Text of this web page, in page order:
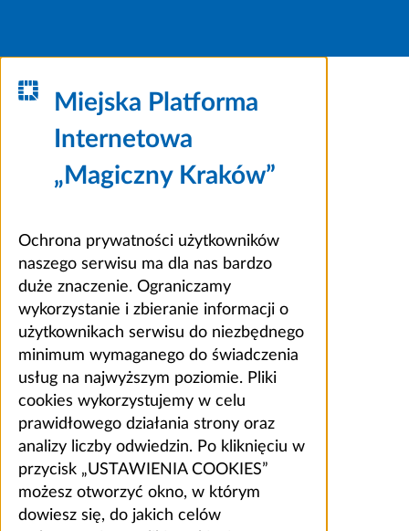
Miejska Platforma
Internetowa
„Magiczny Kraków”
Ochrona prywatności użytkowników
naszego serwisu ma dla nas bardzo
duże znaczenie. Ograniczamy
wykorzystanie i zbieranie informacji o
użytkownikach serwisu do niezbędnego
minimum wymaganego do świadczenia
usług na najwyższym poziomie. Pliki
cookies wykorzystujemy w celu
prawidłowego działania strony oraz
analizy liczby odwiedzin. Po kliknięciu w
przycisk „USTAWIENIA COOKIES”
możesz otworzyć okno, w którym
dowiesz się, do jakich celów